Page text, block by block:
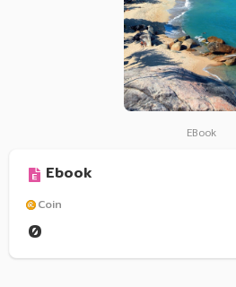
EBook
Ebook
Coin
0